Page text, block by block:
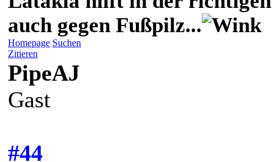
auch gegen Fußpilz...
Homepage Suchen
Zitieren
PipeAJ
Gast
#44